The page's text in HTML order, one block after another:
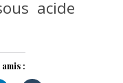
acide
: